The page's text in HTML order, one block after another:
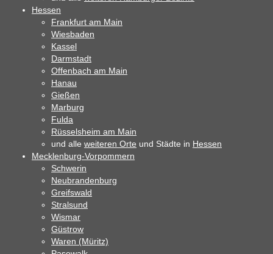
Hessen
Frankfurt am Main
Wiesbaden
Kassel
Darmstadt
Offenbach am Main
Hanau
Gießen
Marburg
Fulda
Rüsselsheim am Main
und alle weiteren Orte und Städte in Hessen
Mecklenburg-Vorpommern
Schwerin
Neubrandenburg
Greifswald
Stralsund
Wismar
Güstrow
Waren (Müritz)